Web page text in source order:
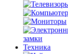
замки
Техника